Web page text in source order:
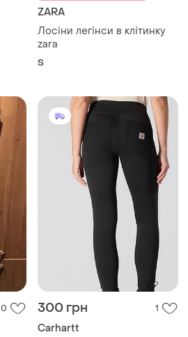
ZARA
Лосіни легінси в клітинку
zara
S
0 300 грн 1
Carhartt